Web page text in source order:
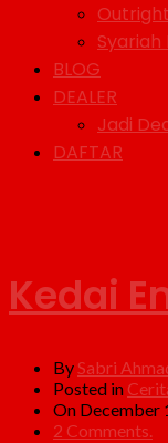
BLOG
DEALER
Jadi
DAFTAR
Kedai
BySabri
Posted in
On December
2 Comments.